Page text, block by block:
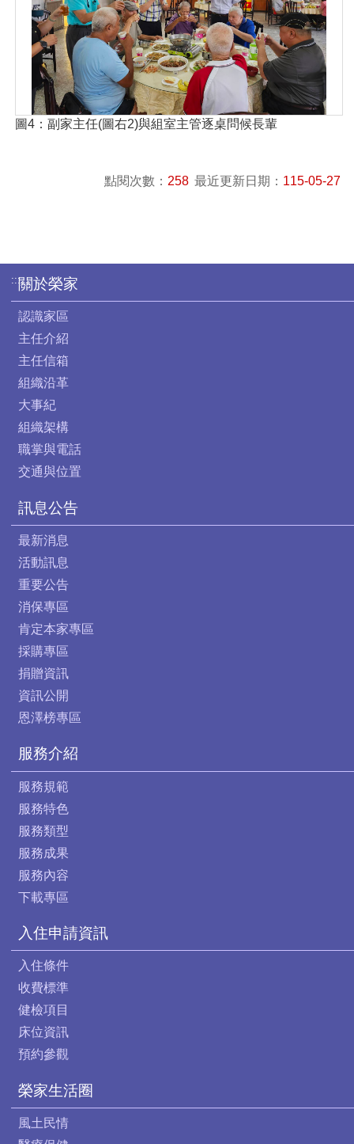
圖4：副家主任(圖右2)與組室主管逐桌問候長輩
點閱次數： 258 最近更新日期： 115-05-27
:::關於榮家
認識家區
主任介紹
主任信箱
組織沿革
大事紀
組織架構
職掌與電話
交通與位置
訊息公告
最新消息
活動訊息
重要公告
消保專區
肯定本家專區
採購專區
捐贈資訊
資訊公開
恩澤榜專區
服務介紹
服務規範
服務特色
服務類型
服務成果
服務內容
下載專區
入住申請資訊
入住條件
收費標準
健檢項目
床位資訊
預約參觀
榮家生活圈
風土民情